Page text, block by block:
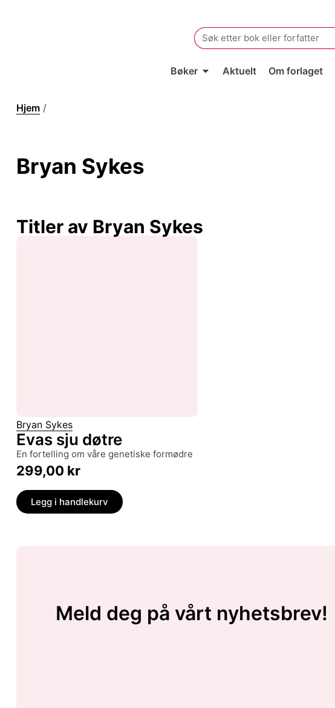
Search
for:
Bøker Aktuelt Om forlaget
Hjem /
Bryan Sykes
Titler av Bryan Sykes
Bryan Sykes
Evas sju døtre
en fortelling om våre genetiske formødre
299,00 kr
Legg i handlekurv
Meld deg på vårt nyhetsbrev!